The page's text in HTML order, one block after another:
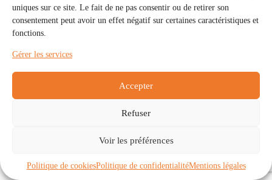
uniques sur ce site. Le fait de ne pas consentir ou de retirer son
consentement peut avoir un effet négatif sur certaines caractéristiques et
fonctions.
Gérer les services
Accepter
Refuser
Voir les préférences
Politique de cookiesPolitique de confidentialitéMentions légales
Communautés
À propos
Politique de cookies (UE)